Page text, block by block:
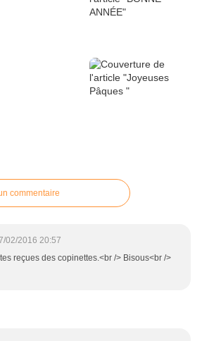
commentaire
02/2016 20:57
reçues des copinettes.<br /> Bisous<br />